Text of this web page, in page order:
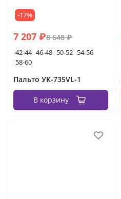
-17%
7 207 ₽8 648 ₽
42-44 46-48 50-52 54-56
58-60
Пальто УК-735VL-1
В корзину